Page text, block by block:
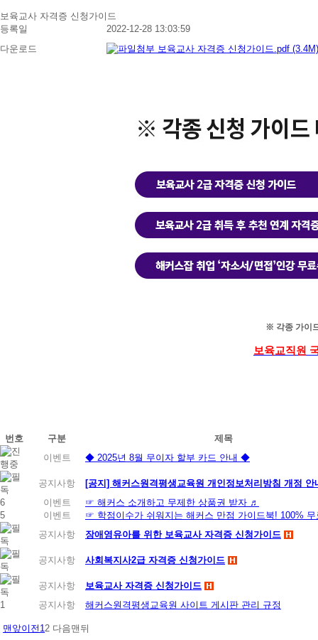
보육교사 자격증 신청가이드
등록일
2022-12-28 13:03:59
다운로드
보육교사 자격증 신청가이드.pdf
※ 각종 가이
보육교직원
번호 구분
제목
이벤트
◆ 2025년 8월 무이자 할부 카드 안내 ◆
공지사항
[공지] 해커스원격평생교육원 개인정보처리방침 개정
6
이벤트
☞ 해커스 소개하고 무제한 상품권 받자 ♬
5
이벤트
☞ 학점이수가 쉬워지는 해커스 만점 가이드북! 100% 무
공지사항
장애영유아를 위한 보육교사 자격증 신청가이드
공지사항 사회복지사2급 자격증 신청가이드
공지사항
보육교사 자격증 신청가이드
1
공지사항 해커스원격평생교육원 사이트 게시판 관리 규정
맨앞이전 1 2 다음맨뒤